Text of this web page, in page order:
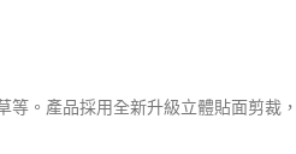
。產品採用全新升級立體貼面剪裁